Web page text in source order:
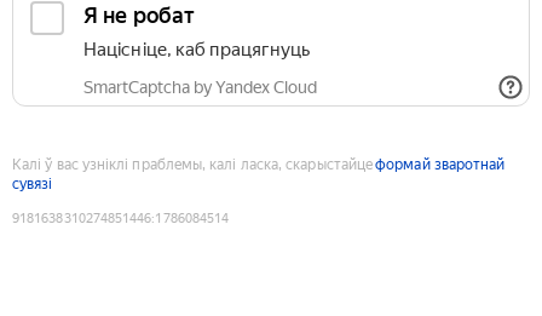
Я не робат
Націсніце, каб працягнуць
SmartCaptcha by Yandex Cloud
Калі ў вас узніклі праблемы, калі ласка, скарыстайцеформай зваротнай
сувязі
9181638310274851446:1786084514